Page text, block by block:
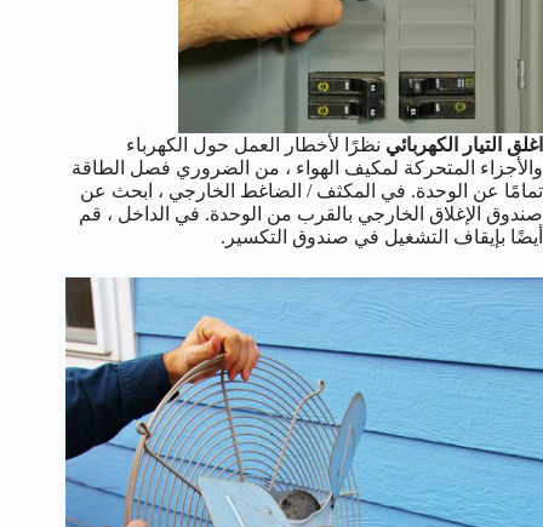
اغلق التيار الكهربائي نظرًا لأخطار العمل حول الكهرباء
والأجزاء المتحركة لمكيف الهواء ، من الضروري فصل الطاقة
تمامًا عن الوحدة. في المكثف / الضاغط الخارجي ، ابحث عن
صندوق الإغلاق الخارجي بالقرب من الوحدة. في الداخل ، قم
أيضًا بإيقاف التشغيل في صندوق التكسير.